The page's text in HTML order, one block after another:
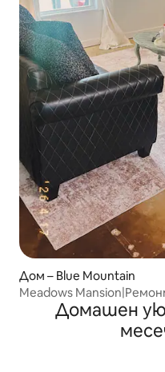
Дом – Blue Mountain
Meadows
Fi•Тих/Уютен
Домашен